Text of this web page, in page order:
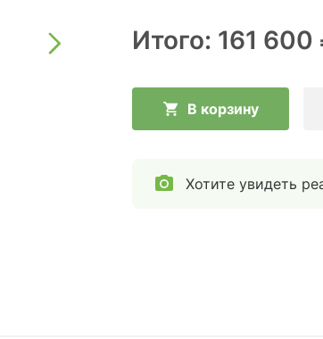
Итого: 161 600
В корзину
Хотите увидеть